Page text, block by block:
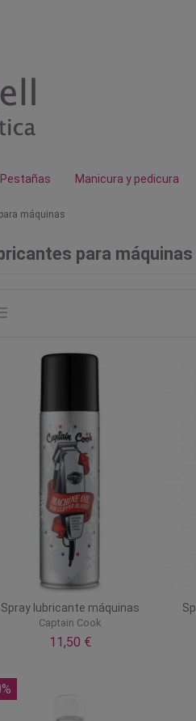
Pestañas Manicura y pedicura
máquinas
para máquinas
Spray lubricante máquinas
Captain Cook
11,50 €